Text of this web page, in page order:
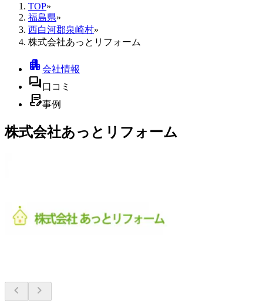
TOP»
福島県»
西白河郡泉崎村»
株式会社あっとリフォーム
apartment会社情報
forum口コミ
contract_edit事例
株式会社あっとリフォーム
chevron_left chevron_right